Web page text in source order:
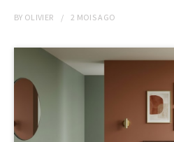
BY OLIVIER 2 MOISAGO